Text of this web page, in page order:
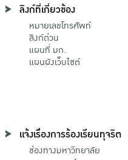
ลิงก์ที่เกี่ยวข้อง
หมายเลขโทรศัพท์
ลิงก์ด่วน
แผนที่ มก.
แผนผังเว็บไซต์
แจ้งเรื่องการร้องเรียนทุจริต
ช่องทางมหาวิทยาลัย